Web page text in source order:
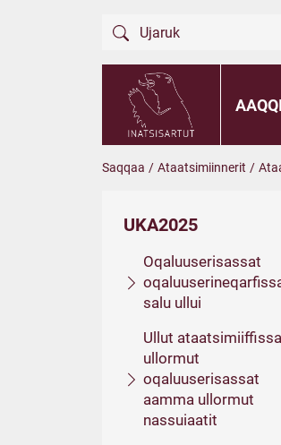
Saqqaa / Ataatsimiinnerit /
UKA2025
Oqaluuserisassat
salu ullui
Ullut
ullormut
oqaluuserisassat
aamma ullormut
nassuiaatit